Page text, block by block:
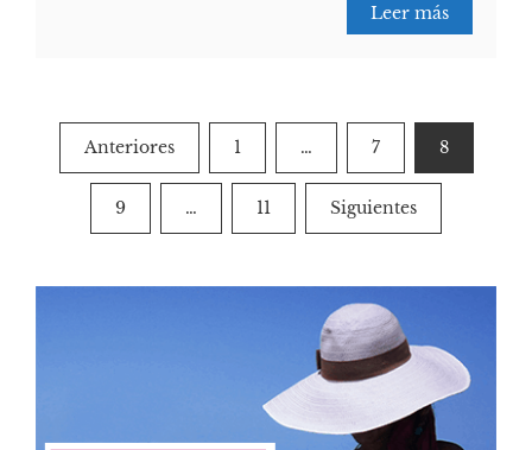
Leer más
Paginación
de
entradas
Anteriores 1 … 7 8
9 … 11 Siguientes